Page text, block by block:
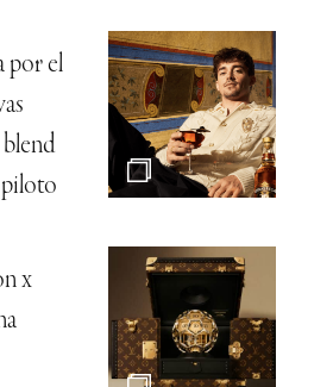
por el
blend
piloto
x